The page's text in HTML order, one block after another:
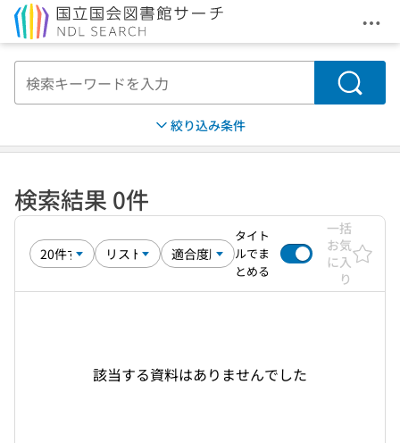
メ
検索
絞り込み条件
検索結果 0件
タイト
ルでま
とめる
一括
お気
に入
り
該当する資料はありませんでした